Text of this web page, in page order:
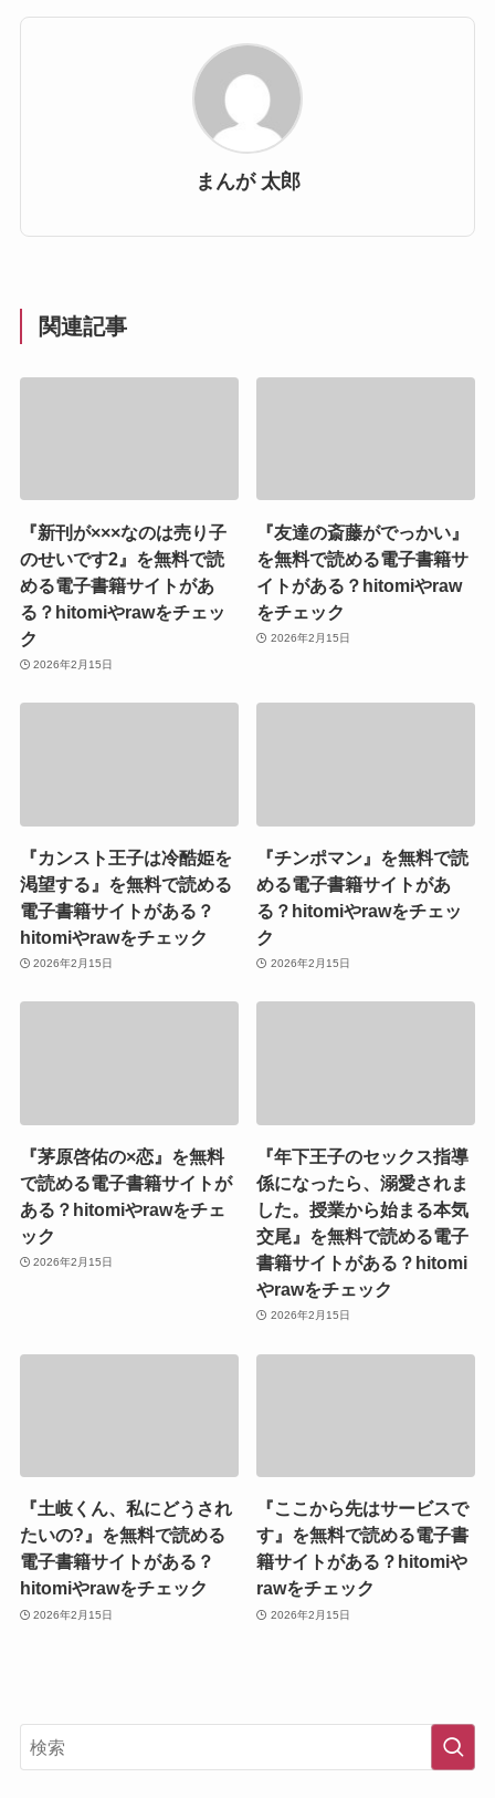
まんが 太郎
関連記事
『新刊が×××なのは売り子
のせいです2』を無料で読
める電子書籍サイトがあ
る？hitomiやrawをチェッ
ク
2026年2月15日
『友達の斎藤がでっかい』
を無料で読める電子書籍サ
イトがある？hitomiやraw
をチェック
2026年2月15日
『カンスト王子は冷酷姫を
渇望する』を無料で読める
電子書籍サイトがある？
hitomiやrawをチェック
2026年2月15日
『チンポマン』を無料で読
める電子書籍サイトがあ
る？hitomiやrawをチェッ
ク
2026年2月15日
『茅原啓佑の×恋』を無料
で読める電子書籍サイトが
ある？hitomiやrawをチェ
ック
2026年2月15日
『年下王子のセックス指導
係になったら、溺愛されま
した。授業から始まる本気
交尾』を無料で読める電子
書籍サイトがある？hitomi
やrawをチェック
2026年2月15日
『土岐くん、私にどうされ
たいの?』を無料で読める
電子書籍サイトがある？
hitomiやrawをチェック
2026年2月15日
『ここから先はサービスで
す』を無料で読める電子書
籍サイトがある？hitomiや
rawをチェック
2026年2月15日